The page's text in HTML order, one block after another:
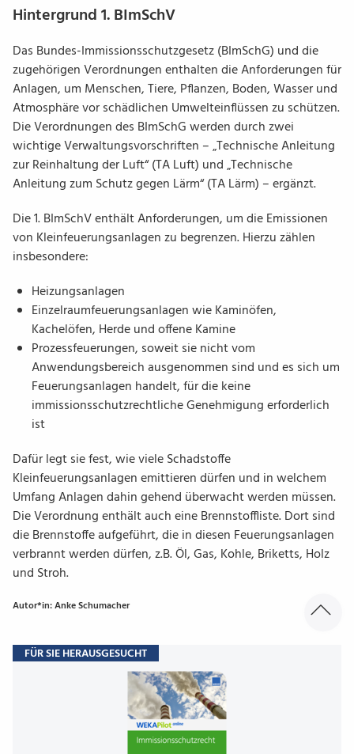
Hintergrund 1. BImSchV
Das Bundes-Immissionsschutzgesetz (BImSchG) und die
zugehörigen Verordnungen enthalten die Anforderungen für
Anlagen, um Menschen, Tiere, Pflanzen, Boden, Wasser und
Atmosphäre vor schädlichen Umwelteinflüssen zu schützen.
Die Verordnungen des BImSchG werden durch zwei
wichtige Verwaltungsvorschriften – „Technische Anleitung
zur Reinhaltung der Luft“ (TA Luft) und „Technische
Anleitung zum Schutz gegen Lärm“ (TA Lärm) – ergänzt.
Die 1. BImSchV enthält Anforderungen, um die Emissionen
von Kleinfeuerungsanlagen zu begrenzen. Hierzu zählen
insbesondere:
Heizungsanlagen
Einzelraumfeuerungsanlagen wie Kaminöfen,
Kachelöfen, Herde und offene Kamine
Prozessfeuerungen, soweit sie nicht vom
Anwendungsbereich ausgenommen sind und es sich um
Feuerungsanlagen handelt, für die keine
immissionsschutzrechtliche Genehmigung erforderlich
ist
Dafür legt sie fest, wie viele Schadstoffe
Kleinfeuerungsanlagen emittieren dürfen und in welchem
Umfang Anlagen dahin gehend überwacht werden müssen.
Die Verordnung enthält auch eine Brennstoffliste. Dort sind
die Brennstoffe aufgeführt, die in diesen Feuerungsanlagen
verbrannt werden dürfen, z.B. Öl, Gas, Kohle, Briketts, Holz
und Stroh.
Autor*in: Anke Schumacher
FÜR SIE HERAUSGESUCHT